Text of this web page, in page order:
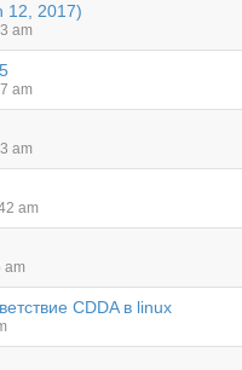
12, 2017)
am
am
am
am
am
CDDA в linux